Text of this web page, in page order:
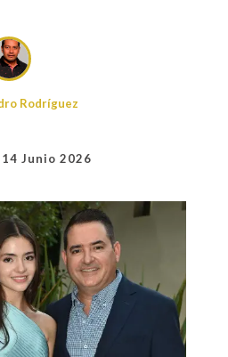
Rodríguez
14 Junio 2026